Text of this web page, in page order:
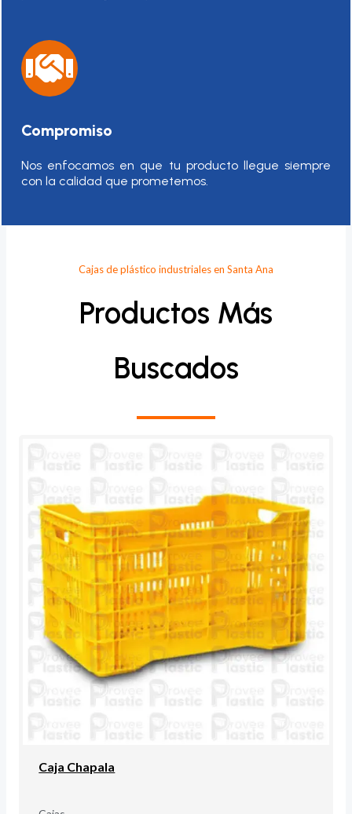
Compromiso
Nos enfocamos en que tu producto llegue siempre
con la calidad que prometemos.
Cajas de plástico industriales en Santa Ana
Productos Más
Buscados
Caja Chapala